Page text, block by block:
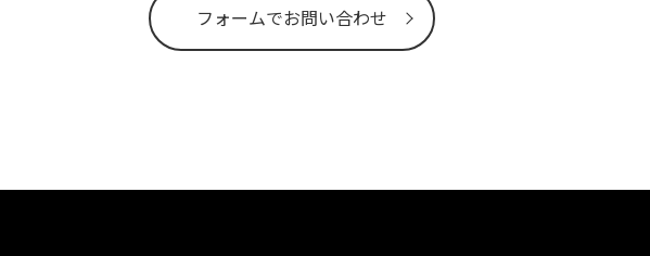
フォームでお問い合わせ